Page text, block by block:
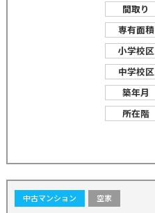
間取り
専有面積
小学校区
中学校区
築年月
所在階
中古マンション 空家